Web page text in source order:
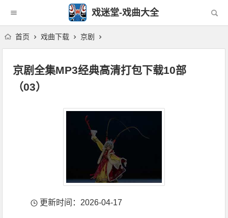
戏迷堂-戏曲大全
首页 戏曲下载 京剧
京剧全集MP3经典高清打包下载10部
（03）
更新时间：2026-04-17